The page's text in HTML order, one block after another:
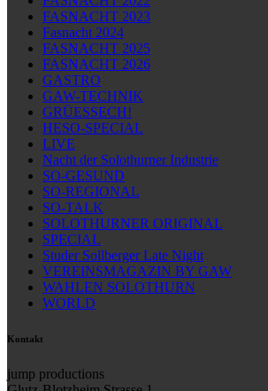
FASNACHT 2023
Fasnacht 2024
FASNACHT 2025
FASNACHT 2026
GASTRO
GAW-TECHNIK
GRÜESSECH!
HESO-SPECIAL
LIVE
Nacht der Solothurner Industrie
SO-GESUND
SO-REGIONAL
SO-TALK
SOLOTHURNER ORIGINAL
SPECIAL
Studer Sollberger Late Night
VEREINSMAGAZIN BY GAW
WAHLEN SOLOTHURN
WORLD
Kontakt
jump productions